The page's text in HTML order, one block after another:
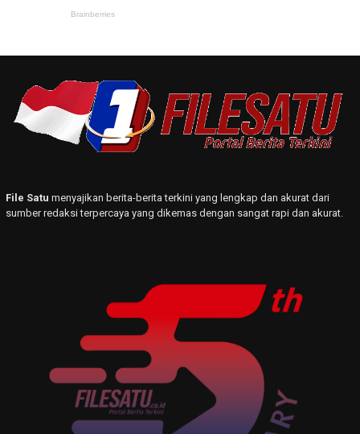
File Satu menyajikan berita-berita terkini yang lengkap dan akurat dari
sumber redaksi terpercaya yang dikemas dengan sangat rapi dan akurat.